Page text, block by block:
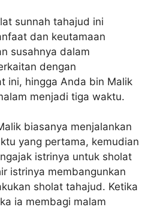
sunnah tahajud ini
dan keutamaan
susahnya dalam
dengan
ini, hingga Anda bin Malik
menjadi tiga waktu.
biasanya menjalankan
yang pertama, kemudian
istrinya untuk sholat
istrinya membangunkan
sholat tahajud. Ketika
ia membagi malam